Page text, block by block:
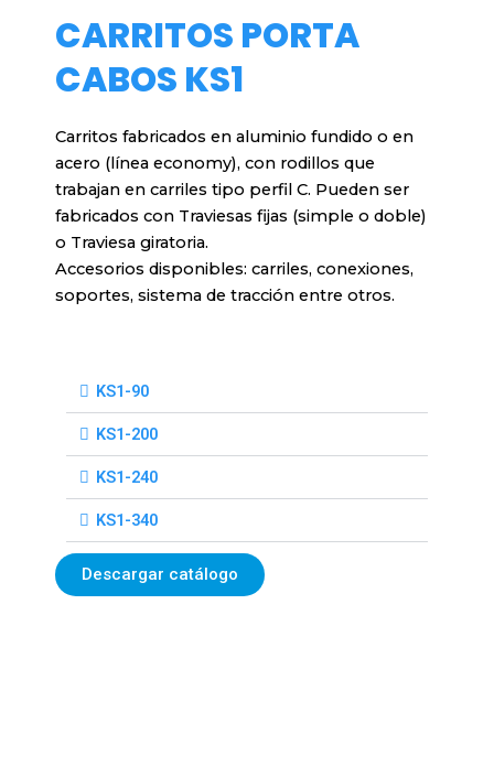
CARRITOS PORTA
CABOS KS1
Carritos fabricados en aluminio fundido o en
acero (línea economy), con rodillos que
trabajan en carriles tipo perfil C. Pueden ser
fabricados con Traviesas fijas (simple o doble)
o Traviesa giratoria.
Accesorios disponibles: carriles, conexiones,
soportes, sistema de tracción entre otros.
KS1-90
KS1-200
KS1-240
KS1-340
Descargar catálogo